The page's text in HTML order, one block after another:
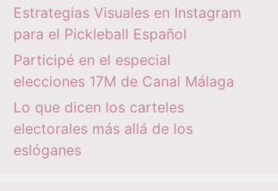
Estrategias Visuales en Instagram
para el Pickleball Español
Participé en el especial
elecciones 17M de Canal Málaga
Lo que dicen los carteles
electorales más allá de los
eslóganes